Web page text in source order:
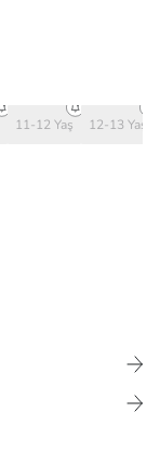
11-12 Yaş 12-13 Yaş